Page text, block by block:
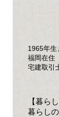
1965年生
福岡在住
宅建取引
【暮ら
暮らし